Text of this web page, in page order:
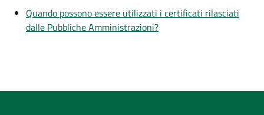
Quando possono essere utilizzati i certificati rilasciati
dalle Pubbliche Amministrazioni?